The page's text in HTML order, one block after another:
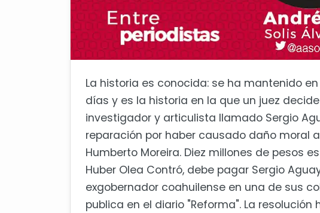
La historia es conocida: se ha mantenido
días y es la historia en la que un juez
investigador y articulista llamado Sergio
reparación por haber causado daño moral
Humberto Moreira. Diez millones de pesos
Huber Olea Contró, debe pagar Sergio
exgobernador coahuilense en una de sus
publica en el diario "Reforma". La